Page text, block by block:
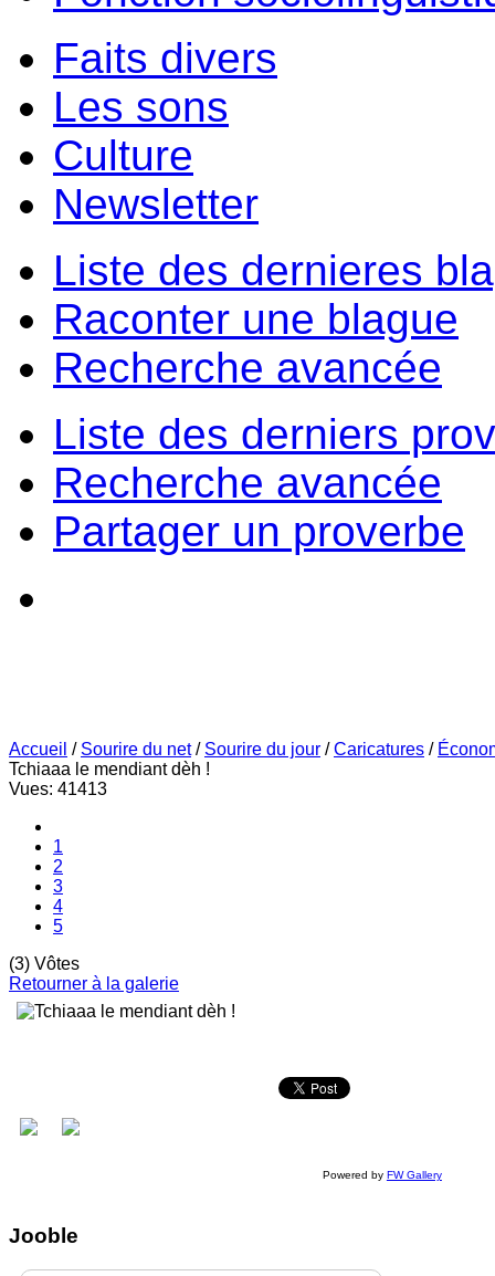
Faits divers
Les sons
Culture
Newsletter
Liste des dernieres
Raconter une blague
Recherche avancée
Liste des derniers
Recherche avancée
Partager un proverbe
Accueil / Sourire du net / Sourire du jour /Caricatures /
Tchiaaa le mendiant dèh !
Vues: 41413
1
2
3
4
5
(3) Vôtes
Retourner à la galerie
Powered by FW Gallery
Jooble